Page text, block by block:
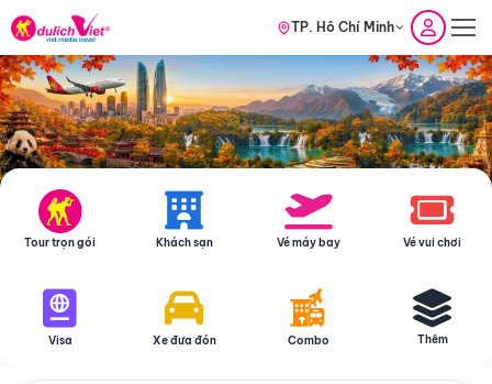
TP. Hồ Chí Minh
Tour trọn gói Khách sạn Vé máy bay Vé vui chơi
Visa Xe đưa đón Combo Thêm